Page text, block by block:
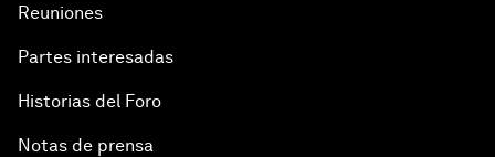
Reuniones
Partes interesadas
Historias del Foro
Notas de prensa